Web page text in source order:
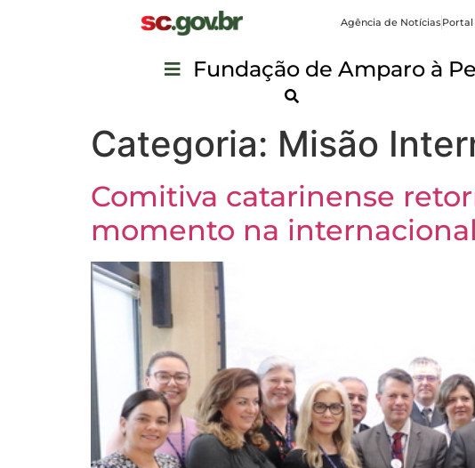
Agência de NotíciasPortal
Fundação de Amparo à
Categoria: Misão
Comitiva catarinense
momento na